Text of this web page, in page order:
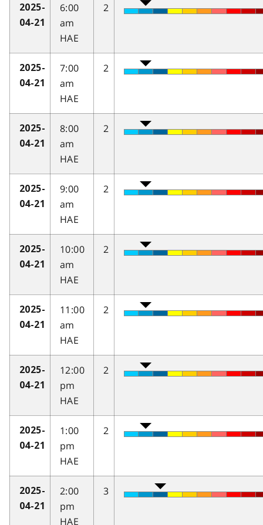
2025-
04-21
6:00
am
HAE
2
2025-
04-21
7:00
am
HAE
2
2025-
04-21
8:00
am
HAE
2
2025-
04-21
9:00
am
HAE
2
2025-
04-21
10:00
am
HAE
2
2025-
04-21
11:00
am
HAE
2
2025-
04-21
12:00
pm
HAE
2
2025-
04-21
1:00
pm
HAE
2
2025-
04-21
2:00
pm
HAE
3